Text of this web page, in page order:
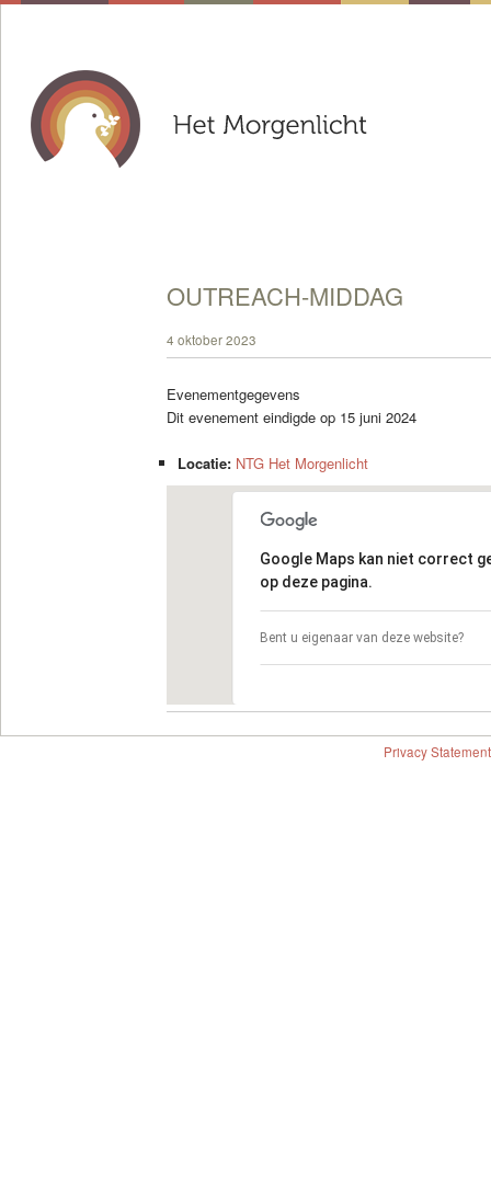
OUTREACH-MIDDAG
4 oktober 2023
Evenementgegevens
Dit evenement eindigde op 15 juni 2024
Locatie: NTG Het Morgenlicht
Google Maps kan niet correct
op deze pagina.
Bent u eigenaar van deze website?
Privacy Statement